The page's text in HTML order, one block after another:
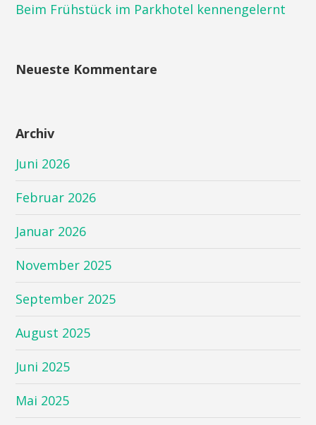
Beim Frühstück im Parkhotel kennengelernt
Neueste Kommentare
Archiv
Juni 2026
Februar 2026
Januar 2026
November 2025
September 2025
August 2025
Juni 2025
Mai 2025